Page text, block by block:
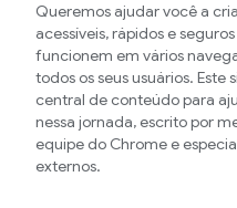
Queremos ajudar você a
acessíveis, rápidos e
funcionem em vários
todos os seus usuários. Este
central de conteúdo para
nessa jornada, escrito por
equipe do Chrome e
externos.